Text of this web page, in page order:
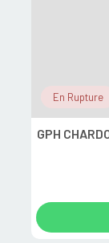
En Rupture
GPH